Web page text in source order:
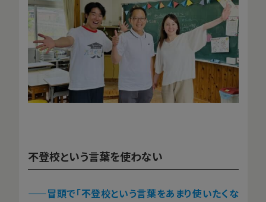
不登校という言葉を使わない
——冒頭で「不登校という言葉をあまり使いたくな